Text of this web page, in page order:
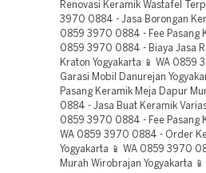
Renovasi Keramik Wastafel
3970 0884 - Jasa Borongan
0859 3970 0884 - Fee Pasang
0859 3970 0884 - Biaya Jasa
Kraton Yogyakarta 📱 WA 0859
Garasi Mobil Danurejan
Pasang Keramik Meja Dapur
0884 - Jasa Buat Keramik
0859 3970 0884 - Fee Pasang
WA 0859 3970 0884 - Order
Yogyakarta 📱 WA 0859 3970
Murah Wirobrajan Yogyakarta